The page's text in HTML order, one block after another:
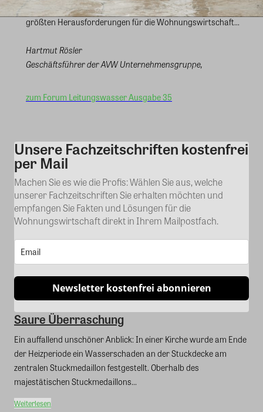
Warnsignale unbemerkt bleiben. Genau darin liegt eine der
größten Herausforderungen für die Wohnungswirtschaft...
Hartmut Rösler
Geschäftsführer der AVW Unternehmensgruppe,
zum Forum Leitungswasser Ausgabe 35
Kommentar
Unsere Fachzeitschriften kostenfrei
per Mail
Machen Sie es wie die Profis: Wählen Sie aus, welche
unserer Fachzeitschriften Sie erhalten möchten und
empfangen Sie Fakten und Lösungen für die
Wohnungswirtschaft direkt in Ihrem Mailpostfach.
Newsletter kostenfrei abonnieren
Saure Überraschung
Ein auffallend unschöner Anblick: In einer Kirche wurde am Ende
der Heizperiode ein Wasserschaden an der Stuckdecke am
zentralen Stuckmedaillon festgestellt. Oberhalb des
majestätischen Stuckmedaillons...
Weiterlesen